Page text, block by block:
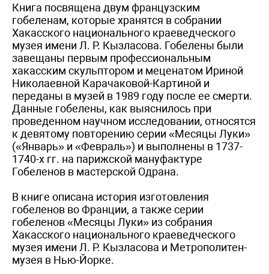
Книга посвящена двум французским
гобеленам, которые хранятся в собрании
Хакасского национального краеведческого
музея имени Л. Р. Кызласова. Гобелены были
завещаны первым профессиональным
хакасским скульптором и меценатом Ириной
Николаевной Карачаковой-Картиной и
переданы в музей в 1989 году после ее смерти.
Данные гобелены, как выяснилось при
проведенном научном исследовании, относятся
к девятому повторению серии «Месяцы Луки»
(«Январь» и «Февраль») и выполнены в 1737-
1740-х гг. на парижской мануфактуре
Гобеленов в мастерской Одрана.
В книге описана история изготовления
гобеленов во Франции, а также серии
гобеленов «Месяцы Луки» из собрания
Хакасского национального краеведческого
музея имени Л. Р. Кызласова и Метрополитен-
музея в Нью-Йорке.